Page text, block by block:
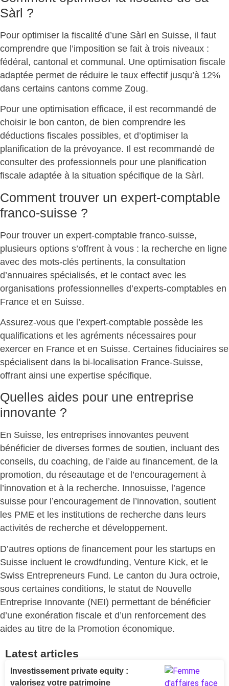
Sàrl ?
Pour optimiser la fiscalité d’une Sàrl en Suisse, il faut
comprendre que l’imposition se fait à trois niveaux :
fédéral, cantonal et communal. Une optimisation fiscale
adaptée permet de réduire le taux effectif jusqu’à 12%
dans certains cantons comme Zoug.
Pour une optimisation efficace, il est recommandé de
choisir le bon canton, de bien comprendre les
déductions fiscales possibles, et d’optimiser la
planification de la prévoyance. Il est recommandé de
consulter des professionnels pour une planification
fiscale adaptée à la situation spécifique de la Sàrl.
Comment trouver un expert-comptable
franco-suisse ?
Pour trouver un expert-comptable franco-suisse,
plusieurs options s’offrent à vous : la recherche en ligne
avec des mots-clés pertinents, la consultation
d’annuaires spécialisés, et le contact avec les
organisations professionnelles d’experts-comptables en
France et en Suisse.
Assurez-vous que l’expert-comptable possède les
qualifications et les agréments nécessaires pour
exercer en France et en Suisse. Certaines fiduciaires se
spécialisent dans la bi-localisation France-Suisse,
offrant ainsi une expertise spécifique.
Quelles aides pour une entreprise
innovante ?
En Suisse, les entreprises innovantes peuvent
bénéficier de diverses formes de soutien, incluant des
conseils, du coaching, de l’aide au financement, de la
promotion, du réseautage et de l’encouragement à
l’innovation et à la recherche. Innosuisse, l’agence
suisse pour l’encouragement de l’innovation, soutient
les PME et les institutions de recherche dans leurs
activités de recherche et développement.
D’autres options de financement pour les startups en
Suisse incluent le crowdfunding, Venture Kick, et le
Swiss Entrepreneurs Fund. Le canton du Jura octroie,
sous certaines conditions, le statut de Nouvelle
Entreprise Innovante (NEI) permettant de bénéficier
d’une exonération fiscale et d’un renforcement des
aides au titre de la Promotion économique.
Latest articles
Investissement private equity :
valorisez votre patrimoine